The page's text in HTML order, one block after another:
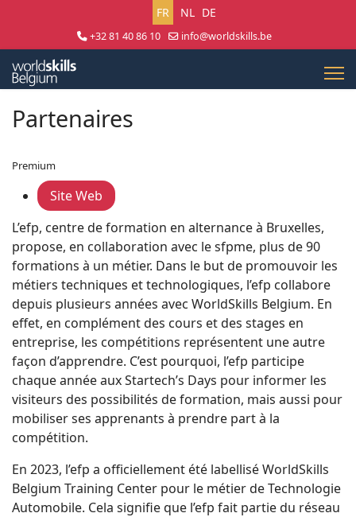
Sélectionnez votre langue
FR NL DE
+32 81 40 86 10
info@worldskills.be
Partenaires
Premium
Site Web
L’efp, centre de formation en alternance à Bruxelles,
propose, en collaboration avec le sfpme, plus de 90
formations à un métier. Dans le but de promouvoir les
métiers techniques et technologiques, l’efp collabore
depuis plusieurs années avec WorldSkills Belgium. En
effet, en complément des cours et des stages en
entreprise, les compétitions représentent une autre
façon d’apprendre. C’est pourquoi, l’efp participe
chaque année aux Startech’s Days pour informer les
visiteurs des possibilités de formation, mais aussi pour
mobiliser ses apprenants à prendre part à la
compétition.
En 2023, l’efp a officiellement été labellisé WorldSkills
Belgium Training Center pour le métier de Technologie
Automobile. Cela signifie que l’efp fait partie du réseau